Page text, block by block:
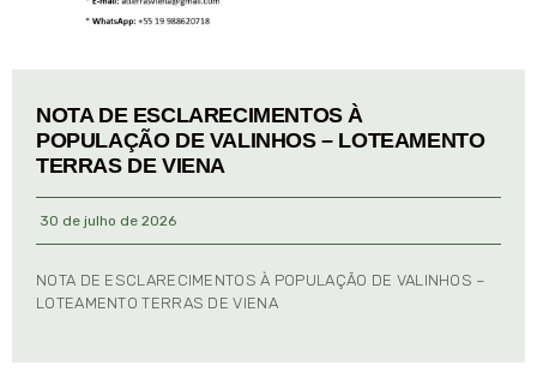
NOTA DE ESCLARECIMENTOS À
POPULAÇÃO DE VALINHOS – LOTEAMENTO
TERRAS DE VIENA
30 de julho de 2026
NOTA DE ESCLARECIMENTOS À POPULAÇÃO DE VALINHOS –
LOTEAMENTO TERRAS DE VIENA